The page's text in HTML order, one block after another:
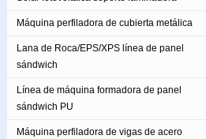
Máquina perfiladora de cubierta metálica
Lana de Roca/EPS/XPS línea de panel
sándwich
Línea de máquina formadora de panel
sándwich PU
Máquina perfiladora de vigas de acero